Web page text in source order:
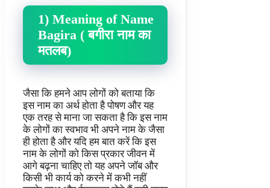
1) Meaning of Name
Bagira ( बगीरा नाम का
मतलब)
जैसा कि हमने आप लोगों को बताया कि
इस नाम का अर्थ होता है पोषण और यह
एक तरह से माना जा सकता है कि इस नाम
के लोगों का स्वभाव भी अपने नाम के जैसा
ही होता है और यदि हम बात करें कि इस
नाम के लोगों को किस प्रकार जीवन में
आगे बढ़ना चाहिए तो यह अपने जॉब और
किसी भी कार्य को करने में कभी नहीं